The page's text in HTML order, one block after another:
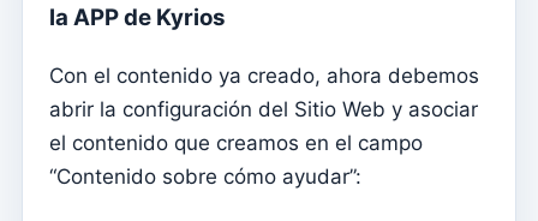
Cuentas
Ceremonias
Inicio – Crear el primer año fiscal y el saldo de
apertura
la APP de Kyrios
Con el contenido ya creado, ahora debemos
abrir la configuración del Sitio Web y asociar
el contenido que creamos en el campo
“Contenido sobre cómo ayudar”: